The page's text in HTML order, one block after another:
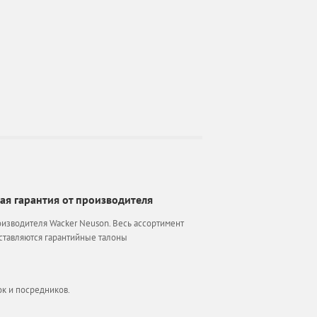
гарантия от производителя
Wacker Neuson. Весь ассортимент
гарантийные талоны
и посредников.